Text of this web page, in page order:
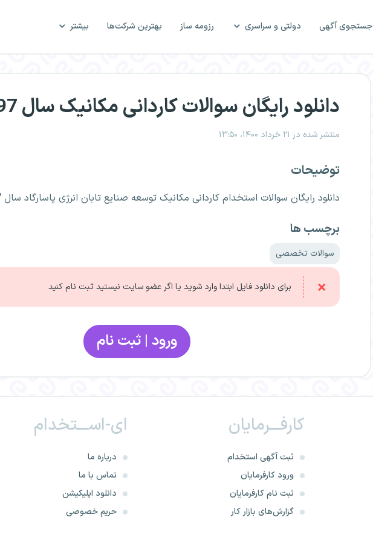
جستجوی آگهی دولتی و سراسری رزومه ساز بهترین شرکت‌ها بیشتر
دانلود رایگان سوالات کاردانی مکانیک سال 97
منتشر شده در ۲۱ خرداد ۱۴۰۰، ۱۳:۵۰
توضیحات
دانلود رایگان سوالات استخدام کاردانی مکانیک توسعه صنایع تابان انرژی پاسارگاد سال 97
برچسب ها
سوالات تخصصی
برای دانلود فایل ابتدا وارد شوید یا اگر عضو سایت نیستید ثبت نام کنید
ورود | ثبت نام
کارفـــرمایان
ثبت آگهی استخدام
ورود کارفرمایان
ثبت نام کارفرمایان
گزارش‌های بازار کار
ای-اســـتخدام
درباره ما
تماس با ما
دانلود اپلیکیشن
حریم خصوصی